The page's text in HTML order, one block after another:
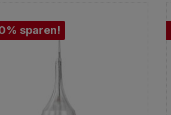
sparen!